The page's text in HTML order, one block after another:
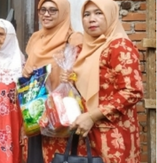
Ke Tanah Suci Biar Fokus Ibadah,
Urusan Koneksi Pakai Tri Ibadah